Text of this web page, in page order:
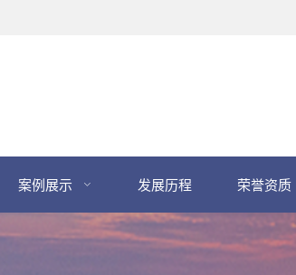
案例展示 发展历程 荣誉资质